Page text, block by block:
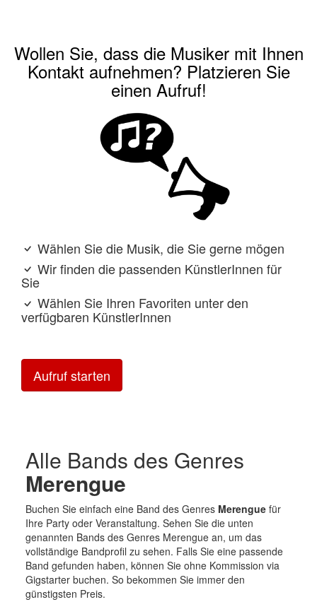
Wollen Sie, dass die Musiker mit Ihnen
Kontakt aufnehmen? Platzieren Sie
einen Aufruf!
Wählen Sie die Musik, die Sie gerne mögen
Wir finden die passenden KünstlerInnen für
Sie
Wählen Sie Ihren Favoriten unter den
verfügbaren KünstlerInnen
Aufruf starten
Alle Bands des Genres
Merengue
Buchen Sie einfach eine Band des Genres Merenguefür
Ihre Party oder Veranstaltung. Sehen Sie die unten
genannten Bands des Genres Merengue an, um das
vollständige Bandprofil zu sehen. Falls Sie eine passende
Band gefunden haben, können Sie ohne Kommission via
Gigstarter buchen. So bekommen Sie immer den
günstigsten Preis.